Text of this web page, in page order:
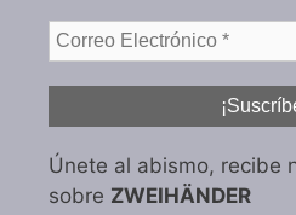
Únete al abismo, recibe
sobre ZWEIHÄNDER